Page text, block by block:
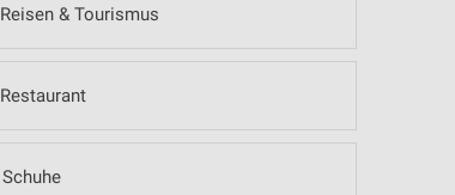
Reisen & Tourismus
Restaurant
Schuhe